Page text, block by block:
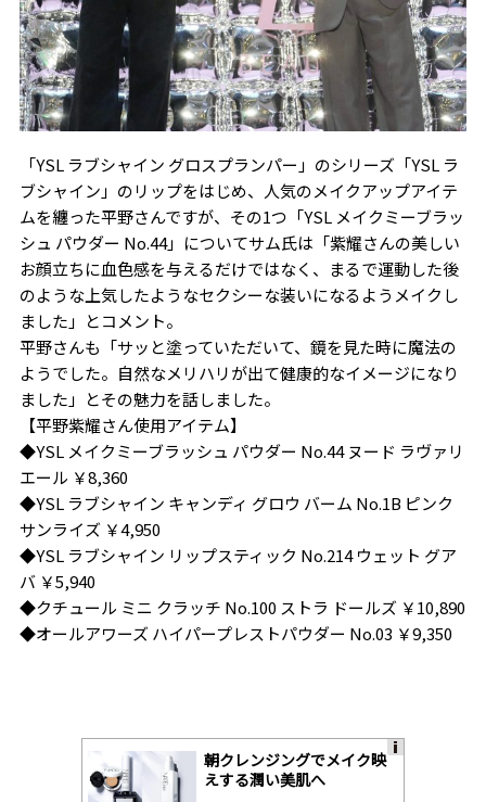
「YSL ラブシャイン グロスプランパー」のシリーズ「YSL ラ
ブシャイン」のリップをはじめ、人気のメイクアップアイテ
ムを纏った平野さんですが、その1つ「YSL メイクミーブラッ
シュ パウダー No.44」についてサム氏は「紫耀さんの美しい
お顔立ちに血色感を与えるだけではなく、まるで運動した後
のような上気したようなセクシーな装いになるようメイクし
ました」とコメント。
平野さんも「サッと塗っていただいて、鏡を見た時に魔法の
ようでした。自然なメリハリが出て健康的なイメージになり
ました」とその魅力を話しました。
【平野紫耀さん使用アイテム】
◆YSL メイクミーブラッシュ パウダー No.44 ヌード ラヴァリ
エール ￥8,360
◆YSL ラブシャイン キャンディ グロウ バーム No.1B ピンク
サンライズ ￥4,950
◆YSL ラブシャイン リップスティック No.214 ウェット グア
バ ￥5,940
◆クチュール ミニ クラッチ No.100 ストラ ドールズ ￥10,890
◆オールアワーズ ハイパープレストパウダー No.03 ￥9,350
朝クレンジングでメイク映
えする潤い美肌へ